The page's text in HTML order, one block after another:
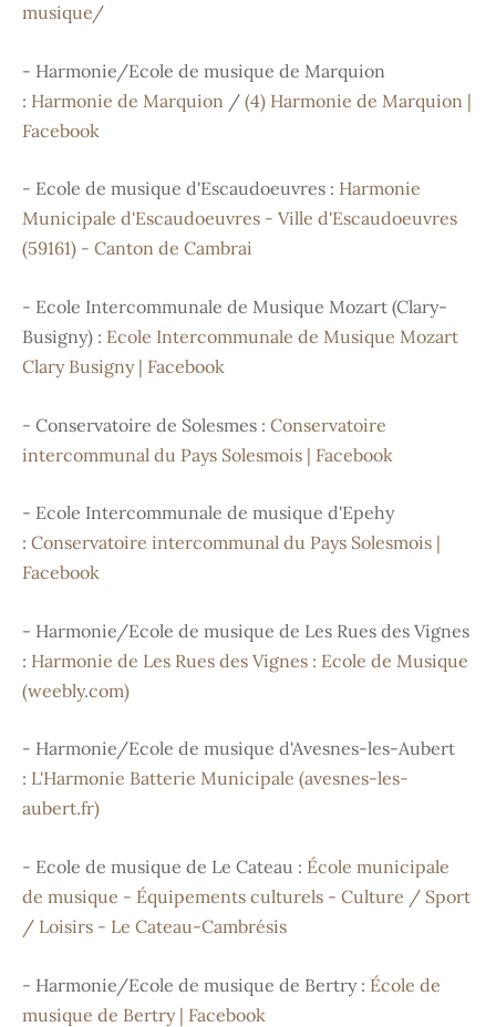
musique/
- Harmonie/Ecole de musique de Marquion
: Harmonie de Marquion / (4) Harmonie de Marquion |
Facebook
- Ecole de musique d'Escaudoeuvres : Harmonie
Municipale d'Escaudoeuvres - Ville d'Escaudoeuvres
(59161) - Canton de Cambrai
- Ecole Intercommunale de Musique Mozart (Clary-
Busigny) : Ecole Intercommunale de Musique Mozart
Clary Busigny | Facebook
- Conservatoire de Solesmes : Conservatoire
intercommunal du Pays Solesmois | Facebook
- Ecole Intercommunale de musique d'Epehy
: Conservatoire intercommunal du Pays Solesmois |
Facebook
- Harmonie/Ecole de musique de Les Rues des Vignes
: Harmonie de Les Rues des Vignes : Ecole de Musique
(weebly.com)
- Harmonie/Ecole de musique d'Avesnes-les-Aubert
: L'Harmonie Batterie Municipale (avesnes-les-
aubert.fr)
- Ecole de musique de Le Cateau : École municipale
de musique - Équipements culturels - Culture / Sport
/ Loisirs - Le Cateau-Cambrésis
- Harmonie/Ecole de musique de Bertry : École de
musique de Bertry | Facebook